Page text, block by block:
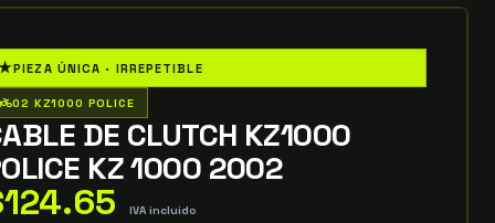
PIEZA ÚNICA · IRREPETIBLE
02 KZ1000 POLICE
DE CLUTCH KZ1000
KZ 1000 2002
124.65 IVA incluido